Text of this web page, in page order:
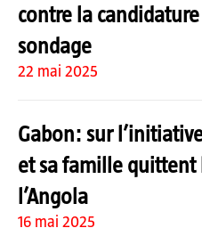
contre la
sondage
22 mai 2025
Gabon: sur
et sa famille quittent
l’Angola
16 mai 2025